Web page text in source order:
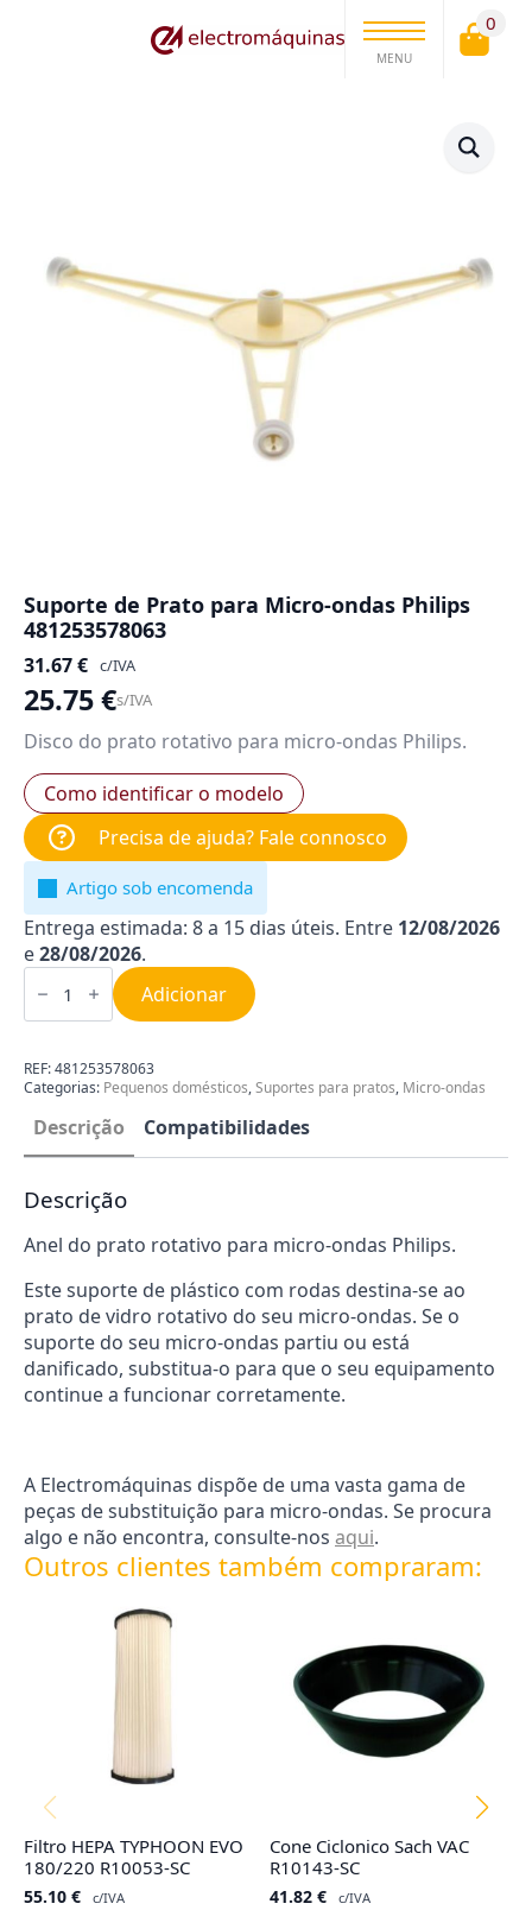
MENU
0
Suporte de Prato para Micro-ondas Philips
481253578063
31.67€ c/IVA
25.75€s/IVA
Disco do prato rotativo para micro-ondas Philips.
Como identificar o modelo
Precisa de ajuda? Fale connosco
Artigo sob encomenda
Entrega estimada: 8 a 15 dias úteis. Entre 12/08/2026
e28/08/2026.
Quantidade
de
de
para
Micro-
ondas
Philips
481253578063
Adicionar
REF:481253578063
Categorias: Pequenos domésticos,Suportes para pratos, Micro-ondas
Descrição Compatibilidades
Descrição
Anel do prato rotativo para micro-ondas Philips.
Este suporte de plástico com rodas destina-se ao
prato de vidro rotativo do seu micro-ondas. Se o
suporte do seu micro-ondas partiu ou está
danificado, substitua-o para que o seu equipamento
continue a funcionar corretamente.
A Electromáquinas dispõe de uma vasta gama de
peças de substituição para micro-ondas. Se procura
algo e não encontra, consulte-nos aqui.
Outros clientes também compraram:
Filtro HEPA TYPHOON EVO
180/220 R10053-SC
55.10 € c/IVA
Cone Ciclonico Sach VAC
R10143-SC
41.82 € c/IVA